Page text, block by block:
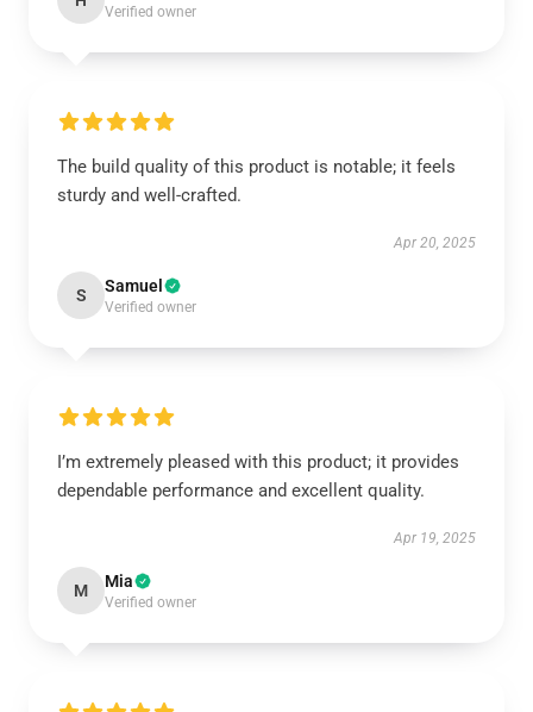
Verified owner
The build quality of this product is notable; it feels
sturdy and well-crafted.
Apr 20, 2025
S Samuel
Verified owner
I’m extremely pleased with this product; it provides
dependable performance and excellent quality.
Apr 19, 2025
M Mia
Verified owner